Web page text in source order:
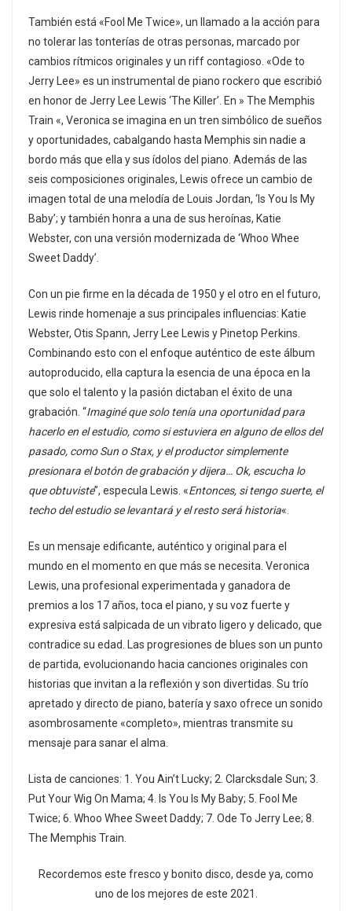
También está «Fool Me Twice», un llamado a la acción para
no tolerar las tonterías de otras personas, marcado por
cambios rítmicos originales y un riff contagioso. «Ode to
Jerry Lee» es un instrumental de piano rockero que escribió
en honor de Jerry Lee Lewis ‘The Killer’. En » The Memphis
Train «, Veronica se imagina en un tren simbólico de sueños
y oportunidades, cabalgando hasta Memphis sin nadie a
bordo más que ella y sus ídolos del piano. Además de las
seis composiciones originales, Lewis ofrece un cambio de
imagen total de una melodía de Louis Jordan, ‘Is You Is My
Baby’; y también honra a una de sus heroínas, Katie
Webster, con una versión modernizada de ‘Whoo Whee
Sweet Daddy’.
Con un pie firme en la década de 1950 y el otro en el futuro,
Lewis rinde homenaje a sus principales influencias: Katie
Webster, Otis Spann, Jerry Lee Lewis y Pinetop Perkins.
Combinando esto con el enfoque auténtico de este álbum
autoproducido, ella captura la esencia de una época en la
que solo el talento y la pasión dictaban el éxito de una
grabación. “Imaginé que solo tenía una oportunidad para
hacerlo en el estudio, como si estuviera en alguno de ellos del
pasado, como Sun o Stax, y el productor simplemente
presionara el botón de grabación y dijera… Ok, escucha lo
que obtuviste”, especula Lewis. «Entonces, si tengo suerte, el
techo del estudio se levantará y el resto será historia«.
Es un mensaje edificante, auténtico y original para el
mundo en el momento en que más se necesita. Veronica
Lewis, una profesional experimentada y ganadora de
premios a los 17 años, toca el piano, y su voz fuerte y
expresiva está salpicada de un vibrato ligero y delicado, que
contradice su edad. Las progresiones de blues son un punto
de partida, evolucionando hacia canciones originales con
historias que invitan a la reflexión y son divertidas. Su trío
apretado y directo de piano, batería y saxo ofrece un sonido
asombrosamente «completo», mientras transmite su
mensaje para sanar el alma.
Lista de canciones: 1. You Ain’t Lucky; 2. Clarcksdale Sun; 3.
Put Your Wig On Mama; 4. Is You Is My Baby; 5. Fool Me
Twice; 6. Whoo Whee Sweet Daddy; 7. Ode To Jerry Lee; 8.
The Memphis Train.
Recordemos este fresco y bonito disco, desde ya, como
uno de los mejores de este 2021.